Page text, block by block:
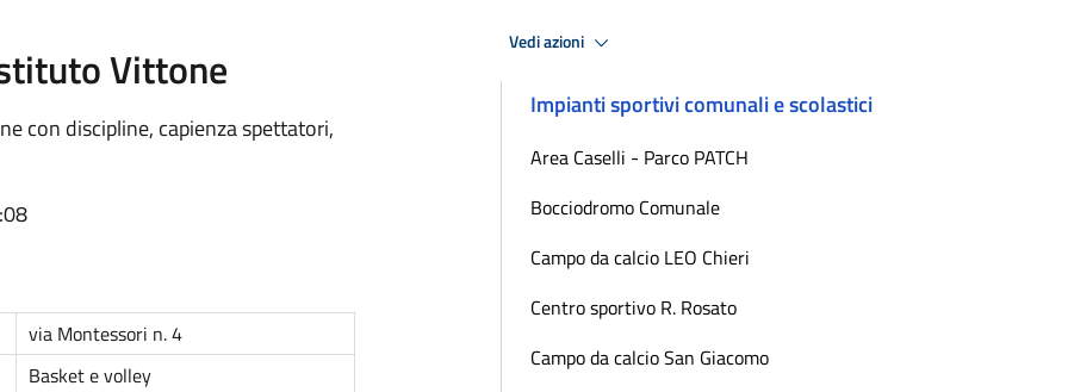
Vittone
con discipline, capienza spettatori,
via Montessori n. 4
Basket e volley
Vedi azioni
Impianti sportivi comunali e scolastici
Area Caselli - Parco PATCH
Bocciodromo Comunale
Campo da calcio LEO Chieri
Centro sportivo R. Rosato
Campo da calcio San Giacomo